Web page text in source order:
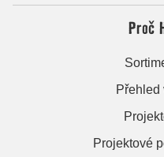
Proč
Přehled
Projektové